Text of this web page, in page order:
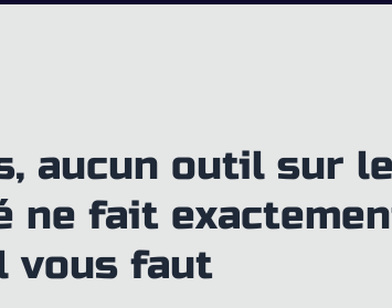
aucun outil sur le
ne fait
vous faut